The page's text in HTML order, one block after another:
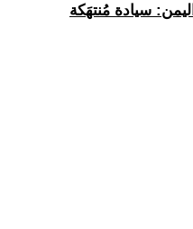
سيادة مُنتهَكة